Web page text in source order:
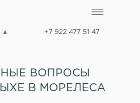
+7 922 477 51 47
ВОПРОСЫ
В МОРЕЛЕСА